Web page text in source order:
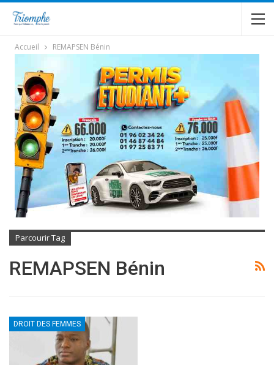
Accueil REMAPSEN Bénin
Parcourir Tag
REMAPSEN Bénin
DROIT DES FEMMES